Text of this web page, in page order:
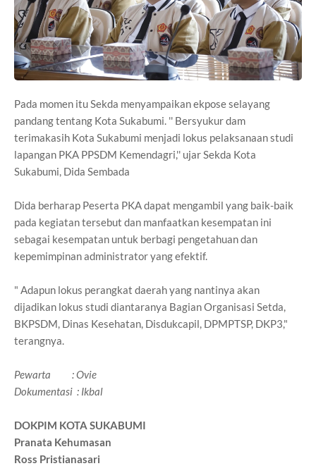
Pada momen itu Sekda menyampaikan ekpose selayang
pandang tentang Kota Sukabumi. '' Bersyukur dam
terimakasih Kota Sukabumi menjadi lokus pelaksanaan studi
lapangan PKA PPSDM Kemendagri,'' ujar Sekda Kota
Sukabumi, Dida Sembada
Dida berharap Peserta PKA dapat mengambil yang baik-baik
pada kegiatan tersebut dan manfaatkan kesempatan ini
sebagai kesempatan untuk berbagi pengetahuan dan
kepemimpinan administrator yang efektif.
" Adapun lokus perangkat daerah yang nantinya akan
dijadikan lokus studi diantaranya Bagian Organisasi Setda,
BKPSDM, Dinas Kesehatan, Disdukcapil, DPMPTSP, DKP3,"
terangnya.
Pewarta : Ovie
Dokumentasi : Ikbal
DOKPIM KOTA SUKABUMI
Pranata Kehumasan
Ross Pristianasari